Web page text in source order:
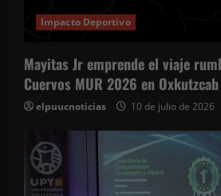
Impacto Deportivo
Mayitas Jr emprende el viaje
Cuervos MUR 2026 en Oxkutzcab
elpuucnoticias 10 de julio de 2026